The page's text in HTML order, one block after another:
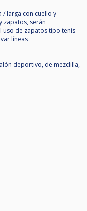
/ larga con cuello y
zapatos, serán
uso de zapatos tipo tenis
líneas
deportivo, de mezclilla,